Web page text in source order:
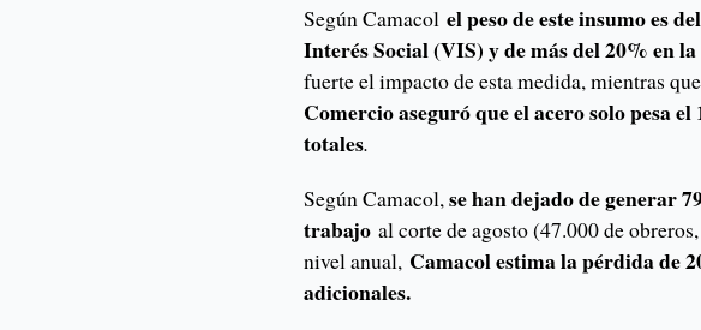
Según Camacol el peso de este insumo es
Interés Social (VIS) y de más del 20% en
fuerte el impacto de esta medida, mientras
Comercio aseguró que el acero solo pesa el
totales.
Según Camacol,se han dejado de generar
trabajo al corte de agosto (47.000 de
nivel anual, Camacol estima la pérdida de
adicionales.